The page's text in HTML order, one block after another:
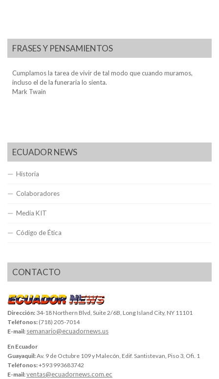
FRASES Y PENSAMIENTOS
Cumplamos la tarea de vivir de tal modo que cuando muramos,
incluso el de la funeraria lo sienta.
Mark Twain
ECUADOR NEWS
Historia
Colaboradores
Media KIT
Código de Ética
CONTACTO
Dirección: 34-18 Northern Blvd, Suite 2/6B, Long Island City, NY 11101
Teléfonos: (718) 205-7014
E-mail: semanario@ecuadornews.us
En Ecuador
Guayaquil:Av. 9 de Octubre 109 y Malecón, Edif. Santistevan, Piso 3, Ofi. 1
Teléfonos:+593 993683742
E-mail:ventas@ecuadornews.com.ec